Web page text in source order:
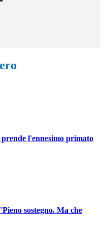
l'ennesimo primato
sostegno. Ma che